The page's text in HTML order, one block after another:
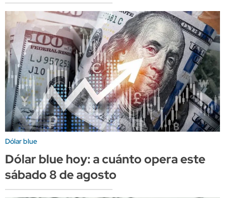
Dólar blue
Dólar blue hoy: a cuánto opera este
sábado 8 de agosto